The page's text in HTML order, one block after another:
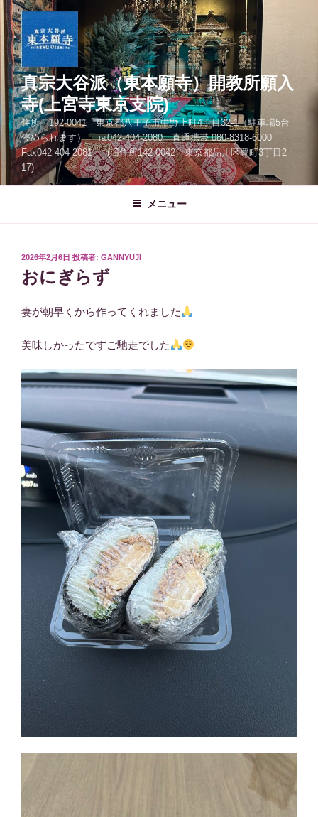
コ
ン
テ
ン
へ
ス
キ
ッ
プ
真宗大谷派（東本願寺）開教所願入
寺(上宮寺東京支院)
住所 192-0041 東京都八王子市中野上町4丁目32-1（駐車場5台
停められます） ℡042-404-2080 直通携帯 080-8318-6000
Fax042-404-2081 (旧住所142-0042 東京都品川区豊町3丁目2-
17)
メニュー
投
稿
日:
2026年2月6日 投稿者: GANNYUJI
おにぎらず
妻が朝早くから作ってくれました
美味しかったですご馳走でした